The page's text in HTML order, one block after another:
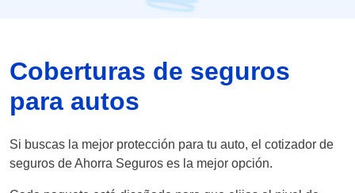
Coberturas de seguros
para autos
Si buscas la mejor protección para tu auto, el cotizador de
seguros de Ahorra Seguros es la mejor opción.